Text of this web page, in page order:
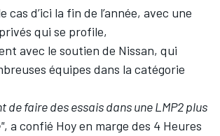
cas d’ici la fin de l’année, avec une
qui se profile,
avec le soutien de Nissan, qui
équipes dans la catégorie
de faire des essais dans une LMP2 plus
, a confié Hoy en marge des 4 Heures